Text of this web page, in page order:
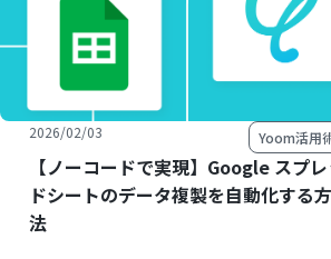
2026/02/03 Yoom活用
【ノーコードで実現】Google スプレ
ドシートのデータ複製を自動化する方
法